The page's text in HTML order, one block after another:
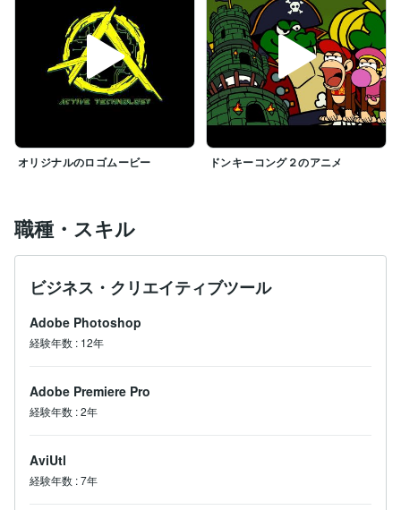
オリジナルのロゴムービー ドンキーコング２のアニメ
職種・スキル
ビジネス・クリエイティブツール
Adobe Photoshop
経験年数 : 12年
Adobe Premiere Pro
経験年数 :2年
AviUtl
経験年数 :7年